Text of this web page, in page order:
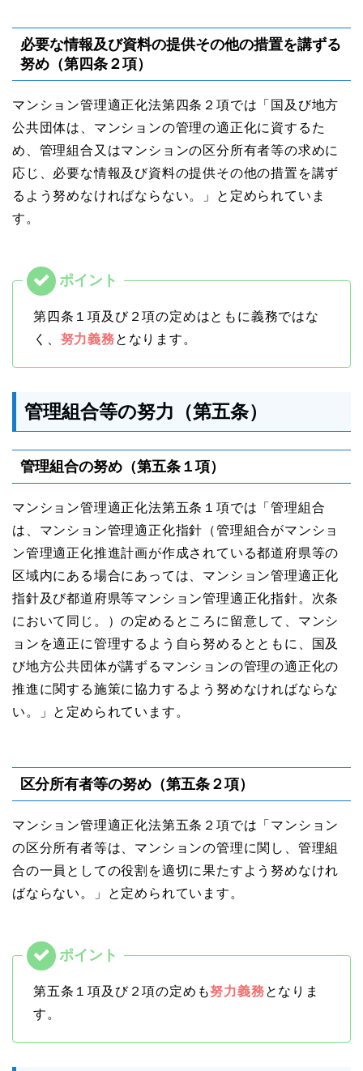
必要な情報及び資料の提供その他の措置を講ずる
努め（第四条２項）
マンション管理適正化法第四条２項では「国及び地⽅
公共団体は、マンションの管理の適正化に資するた
め、管理組合⼜はマンションの区分所有者等の求めに
応じ、必要な情報及び資料の提供その他の措置を講ず
るよう努めなければならない。」と定められていま
す。
第四条１項及び２項の定めはともに義務ではな
く、 努力義務となります。
管理組合等の努⼒（第五条）
管理組合の努め（第五条１項）
マンション管理適正化法第五条１項では「管理組合
は、マンション管理適正化指針（管理組合がマンショ
ン管理適正化推進計画が作成されている都道府県等の
区域内にある場合にあっては、マンション管理適正化
指針及び都道府県等マンション管理適正化指針。次条
において同じ。）の定めるところに留意して、マンシ
ョンを適正に管理するよう⾃ら努めるとともに、国及
び地⽅公共団体が講ずるマンションの管理の適正化の
推進に関する施策に協⼒するよう努めなければならな
い。」と定められています。
区分所有者等の努め（第五条２項）
マンション管理適正化法第五条２項では「マンション
の区分所有者等は、マンションの管理に関し、管理組
合の⼀員としての役割を適切に果たすよう努めなけれ
ばならない。」と定められています。
第五条１項及び２項の定めも努力義務となりま
す。